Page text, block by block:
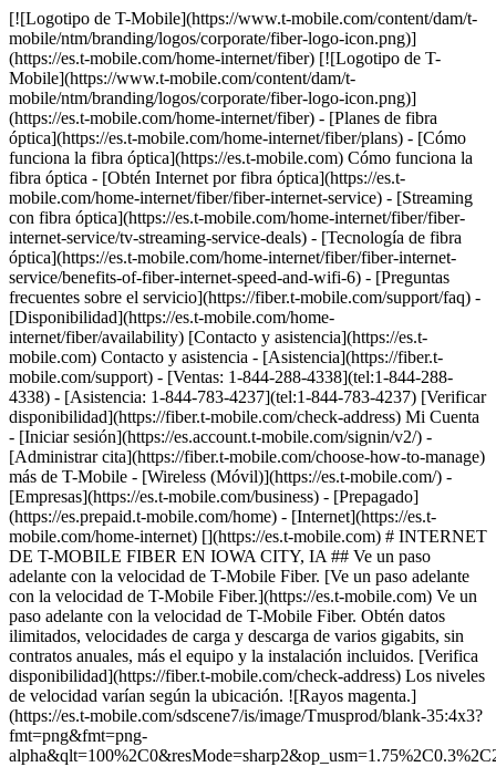
[![Logotipo de T-Mobile](https://www.t-mobile.com/content/dam/t-mobile/ntm/branding/logos/corporate/fiber-logo-icon.png)](https://es.t-mobile.com/home-internet/fiber) [![Logotipo de T-Mobile](https://www.t-mobile.com/content/dam/t-mobile/ntm/branding/logos/corporate/fiber-logo-icon.png)](https://es.t-mobile.com/home-internet/fiber) - [Planes de fibra óptica](https://es.t-mobile.com/home-internet/fiber/plans) - [Cómo funciona la fibra óptica](https://es.t-mobile.com) Cómo funciona la fibra óptica - [Obtén Internet por fibra óptica](https://es.t-mobile.com/home-internet/fiber/fiber-internet-service) - [Streaming con fibra óptica](https://es.t-mobile.com/home-internet/fiber/fiber-internet-service/tv-streaming-service-deals) - [Tecnología de fibra óptica](https://es.t-mobile.com/home-internet/fiber/fiber-internet-service/benefits-of-fiber-internet-speed-and-wifi-6) - [Preguntas frecuentes sobre el servicio](https://fiber.t-mobile.com/support/faq) - [Disponibilidad](https://es.t-mobile.com/home-internet/fiber/availability) [Contacto y asistencia](https://es.t-mobile.com) Contacto y asistencia - [Asistencia](https://fiber.t-mobile.com/support) - [Ventas: 1-844-288-4338](tel:1-844-288-4338) - [Asistencia: 1-844-783-4237](tel:1-844-783-4237) [Verificar disponibilidad](https://fiber.t-mobile.com/check-address) Mi Cuenta - [Iniciar sesión](https://es.account.t-mobile.com/signin/v2/) - [Administrar cita](https://fiber.t-mobile.com/choose-how-to-manage) más de T-Mobile - [Wireless (Móvil)](https://es.t-mobile.com/) - [Empresas](https://es.t-mobile.com/business) - [Prepagado](https://es.prepaid.t-mobile.com/home) - [Internet](https://es.t-mobile.com/home-internet) [](https://es.t-mobile.com) # INTERNET DE T-MOBILE FIBER EN IOWA CITY, IA ## Ve un paso adelante con la velocidad de T-Mobile Fiber. [Ve un paso adelante con la velocidad de T-Mobile Fiber.](https://es.t-mobile.com) Ve un paso adelante con la velocidad de T-Mobile Fiber. Obtén datos ilimitados, velocidades de carga y descarga de varios gigabits, sin contratos anuales, más el equipo y la instalación incluidos. [Verifica disponibilidad](https://fiber.t-mobile.com/check-address) Los niveles de velocidad varían según la ubicación. ![Rayos magenta.](https://es.t-mobile.com/sdscene7/is/image/Tmusprod/blank-35:4x3?fmt=png&fmt=png-alpha&qlt=100%2C0&resMode=sharp2&op_usm=1.75%2C0.3%2C2%2C0) ## Ve un paso adelante con la velocidad de T-Mobile Fiber. ## Rápido, más rápido o el más rápido: elige la velocidad que mejor se adapte a tus necesidades. ¿Ya eres cliente de T-Mobile? [Ingresa](https://es.account.t-mobile.com/signin/v2/) __Oferta por tiempo limitado__ RÁPIDO ## FIBRA ÓPTICA DE 300 MBPS [FIBRA ÓPTICA DE 300 MBPS](https://es.t-mobile.com) [FIBRA ÓPTICA DE 300 MBPS](https://fiber.t-mobile.com/check-address) FIBRA ÓPTICA DE 300 MBPS Las subidas son tan rápidas como las descargas. [Verifica disponibilidad , opens in a new window](https://fiber.t-mobile.com/check-address) Ver términos completos ![Cuarenta y cinco dólares al mes en Fiber con AutoPago. Más impuestos y cargos.](https://es.t-mobile.com/sdscene7/is/image/Tmusprod/fg-fiber-300-11726750:16x9?fmt=png&fmt=png-alpha&qlt=99%2C0&resMode=sharp2&op_usm=1.75%2C0.3%2C2%2C0) ## FIBRA ÓPTICA DE 300 MBPS Más impuestos y cargos correspondientes. No disponible en todas las áreas. El precio se basa en el área estimada; puede variar al verificar la dirección de servicio. Devuelve los dispositivos intactos o podría aplicarse un cargo. El descuento de __Fiber con AutoPago__ se aplica al utilizar AutoPago con una cuenta bancaria o tarjeta de débito; de lo contrario, se aplicará un cargo de $10 más por línea al mes. Es posible que no se vea reflejado en la primera factura. - ### Funciones y beneficios 100% Internet de fibra óptica Datos ilimitados Enrutador wifi incluido Instalación Incluida Beneficios exclusivos con T-Mobile Tuesdays Obtén un descuento de $10 (se muestra) al inscribirte en AutoPago de Fiber __Obtén un mes por cuenta nuestra__ LA MÁS RÁPIDA ## FIBER 1 GIG [FIBER 1 GIG](https://es.t-mobile.com) [FIBER 1 GIG](https://fiber.t-mobile.com/check-address) FIBER 1 GIG Obtén aún más velocidad y rendimiento en más lugares. [Verifica disponibilidad , opens in a new window](https://fiber.t-mobile.com/check-address) __Mes por cuenta nuestra:__ pasados los primeros 30 días, el plan se renueva automáticamente a la tarifa habitual ($70/mes por 1 Giga), más impuestos y cargos. Ver términos completos ![Sesenta dólares al mes con AutoPago de Fiber; más impuestos y cargos. $70/mes sin el descuento.](https://es.t-mobile.com/sdscene7/is/image/Tmusprod/fg-fiber-1-gig-11726750:16x9?fmt=png&fmt=png-alpha&qlt=99%2C0&resMode=sharp2&op_usm=1.75%2C0.3%2C2%2C0) ## FIBER 1 GIG Más impuestos y cargos aplicables. No disponible en todas las áreas. Precios basados ​​en la ubicación estimada; pueden variar según la dirección de servicio verificada. Devuelve cada dispositivo en perfecto estado; de lo contrario, se podría aplicar un cargo. __Extensor wifi mesh:__ Incluye hasta 1 extensores mesh según sea necesario, en función de la evaluación de un instalador profesional. El descuento de __Fiber con AutoPago__ se aplica al utilizar AutoPago con una cuenta bancaria o tarjeta de débito; de lo contrario, se aplicará un cargo de $10 más por línea al mes. Es posible que no se vea reflejado en la primera factura. __Mes por cuenta nuestra:__ oferta por tiempo limitado; sujeta a cambio. Requiere un plan de 1 Giga (o superior). Si se cancelaron líneas en los últimos 90 días, es posible que primero deban reactivarse. Se puede cancelar en cualquier momento. Máximo de 1 por cuenta. No se puede combinar con ciertas ofertas, descuentos o promociones. - ### Funciones y beneficios 100% Internet de fibra óptica Datos ilimitados Enrutador wifi incluido Instalación Incluida Extensor de red wifi según sea necesario Beneficios exclusivos con T-Mobile Tuesdays Obtén un descuento de $10 (se muestra) al inscribirte en AutoPago de Fiber __Obtén un mes por cuenta nuestra + un reembolso de $100__ LA MÁS RÁPIDA ## FIBER 2 GIG [FIBER 2 GIG](https://es.t-mobile.com) [FIBER 2 GIG](https://fiber.t-mobile.com/check-address) FIBER 2 GIG Administra tu trabajo, entretenimiento y más con nuestras velocidades más rápidas y el wifi más potente. [Verifica disponibilidad , opens in a new window](https://fiber.t-mobile.com/check-address) __Mes por cuenta nuestra:__ pasados los primeros 30 días, el plan se renueva automáticamente a la tarifa habitual ($80/mes por 2 Giga), más impuestos y cargos. __$100 de reembolso:__ vía tarjeta virtual de prepago en un plan elegible. Puede demorar 14 semanas después de la instalación. Ver términos completos ![Setenta dólares al mes con AutoPago de Fiber; más impuestos y cargos. $80/mes sin el descuento.](https://es.t-mobile.com/sdscene7/is/image/Tmusprod/fg-fiber-2-gig-11726750:16x9?fmt=png&fmt=png-alpha&qlt=99%2C0&resMode=sharp2&op_usm=1.75%2C0.3%2C2%2C0) ## FIBER 2 GIG Más impuestos y cargos aplicables. No disponible en todas las áreas. Precios basados ​​en la ubicación estimada; pueden variar según la dirección de servicio verificada. Devuelve cada dispositivo sin daños o se podría aplicar un cargo. __Extensor wifi mesh:__ incluye hasta 1 extensores mesh, según sea necesario, en función de la evaluación de un instalador profesional. El descuento en __Fiber por AutoPago__ se aplica al utilizar AutoPago con una cuenta bancaria o tarjeta de débito; de lo contrario, $10 más por línea al mes. Es posible que no se vea reflejado en la primera factura. __$100 de reembolso:__ oferta por tiempo limitado; sujeta a cambio. Requiere activación de nueva línea de Internet Fiber en plan de 2 Gigas. El pedido debe realizarse antes del 8/31/26 y la instalación hasta el 9/30/26. Si se cancelaron líneas de Internet en los últimos 90 días, es posible que deban reactivarse primero. $100 con una tarjeta virtual de prepago Mastercard; para usar por Internet o en tiendas mediante apps móviles de pago aceptadas; __no tiene acceso a dinero en efectivo y vence en 6 meses__. La tarjeta virtual es emitida por Pathward®, N.A., miembro de FDIC, conforme a una licencia de Mastercard International Incorporated. Mastercard y el diseño de los círculos son marcas registradas de Mastercard International Incorporated. No permite acceder a dinero en efectivo ni realizar pagos recurrentes. Puede utilizarse donde se acepten tarjetas de débito Mastercard por Internet, para pedidos por teléfono/correo o en tiendas que acepten billetera móvil. Válido hasta 6 meses; los fondos no utilizados se perderán después de la fecha de vencimiento válida. Se aplican términos y condiciones. La línea con promoción debe estar activa y al corriente cuando la tarjeta sea emitida. Máximo de 1/cuenta. No se puede combinar con ciertas ofertas, descuentos o promociones. __Mes por cuenta nuestra:__ oferta por tiempo limitado; sujeta a cambio. Requiere un plan de 1 Giga (o superior). Si se cancelaron líneas en los últimos 90 días, es posible que primero deban reactivarse. Se puede cancelar en cualquier momento. Máximo de 1 por cuenta. No se puede combinar con ciertas ofertas, descuentos o promociones. - ### Funciones y beneficios 100% Internet de fibra óptica Datos ilimitados Enrutador wifi incluido Instalación Incluida Extensor de red wifi según sea necesario Beneficios exclusivos con T-Mobile Tuesdays Obtén un descuento de $10 (se muestra) al inscribirte en AutoPago de Fiber [Mas info sobre planes , opens in a new window](https://es.t-mobile.com/home-internet/fiber/plans) ## Descubre los beneficios increíbles del servicio de Internet T-Mobile Fiber en Iowa City, IA. ## Velocidades Gigabit. Velocidades de carga y descarga de varios gigabits. Ver términos completos ![Ícono de velocidades Gigabit](https://es.t-mobile.com/sdscene7/is/image/Tmusprod/Gigabit%20S